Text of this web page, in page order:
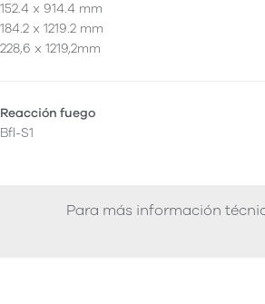
152.4 x 914.4 mm
184.2 x 1219.2 mm
228,6 x 1219,2mm
Reacción fuego
Bfl-S1
Para más información